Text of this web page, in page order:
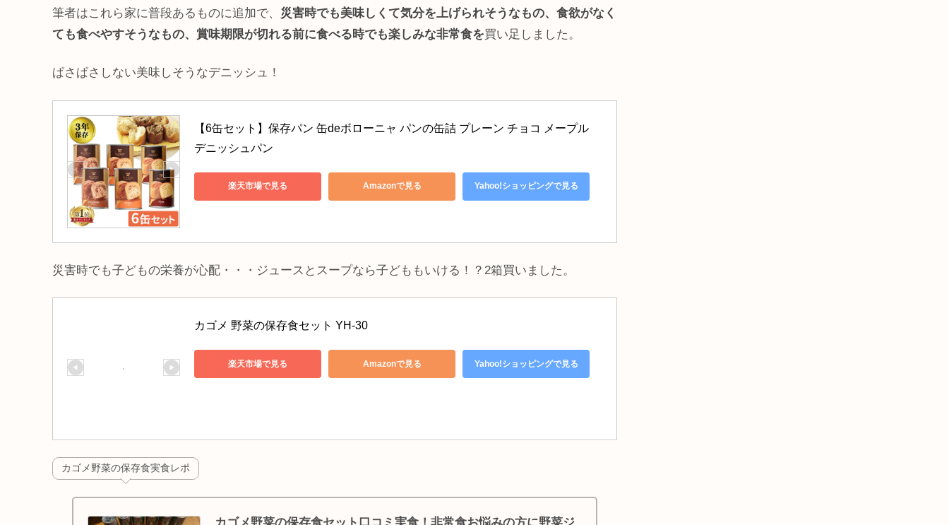
筆者はこれら家に普段あるものに追加で、 災害時でも美味しくて気分を上げられそうなもの、食欲がなく
ても食べやすそうなもの、賞味期限が切れる前に食べる時でも楽しみな非常食を買い足しました。
ぱさぱさしない美味しそうなデニッシュ！
【6缶セット】保存パン 缶deボローニャ パンの缶詰 プレーン チョコ メープル
デニッシュパン
楽天市場で見る Amazonで見る Yahoo!ショッピングで見る
災害時でも子どもの栄養が心配・・・ジュースとスープなら子どももいける！？2箱買いました。
カゴメ 野菜の保存食セット YH-30
楽天市場で見る Amazonで見る Yahoo!ショッピングで見る
カゴメ野菜の保存食実食レポ